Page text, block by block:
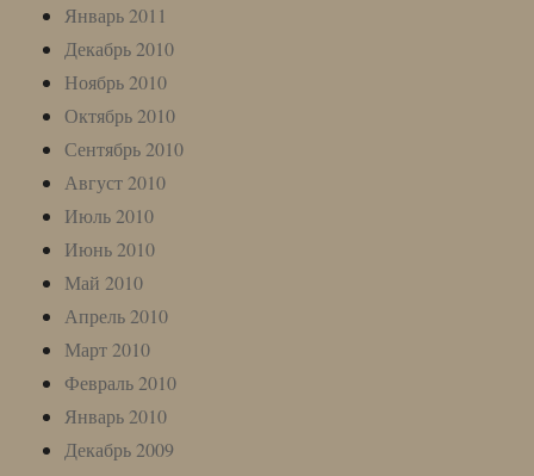
Январь 2011
Декабрь 2010
Ноябрь 2010
Октябрь 2010
Сентябрь 2010
Август 2010
Июль 2010
Июнь 2010
Май 2010
Апрель 2010
Март 2010
Февраль 2010
Январь 2010
Декабрь 2009